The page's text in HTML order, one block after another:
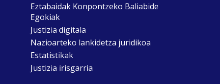
Eztabaidak Konpontzeko Baliabide
Egokiak
Justizia digitala
Nazioarteko lankidetza juridikoa
Estatistikak
Justizia irisgarria